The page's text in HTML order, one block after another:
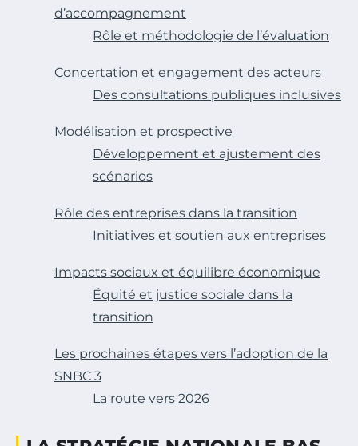
d’accompagnement
Rôle et méthodologie de l’évaluation
Concertation et engagement des acteurs
Des consultations publiques inclusives
Modélisation et prospective
Développement et ajustement des
scénarios
Rôle des entreprises dans la transition
Initiatives et soutien aux entreprises
Impacts sociaux et équilibre économique
Équité et justice sociale dans la
transition
Les prochaines étapes vers l’adoption de la
SNBC 3
La route vers 2026